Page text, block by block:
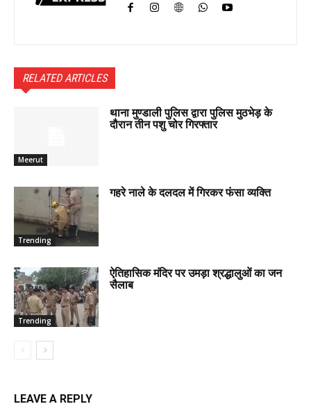
RELATED ARTICLES
Meerut
थाना मुण्डाली पुलिस द्वारा पुलिस मुठभेड़ के
दौरान तीन पशु चोर गिरफ्तार
Trending
गहरे नाले के दलदल में गिरकर फंसा व्यक्ति
Trending
ऐतिहासिक मंदिर पर उमड़ा श्रद्धालुओं का जन
सैलाब
LEAVE A REPLY